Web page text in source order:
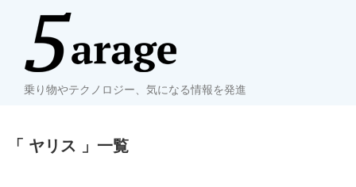
乗り物やテクノロジー、気になる情報を発進
「 ヤリス 」一覧